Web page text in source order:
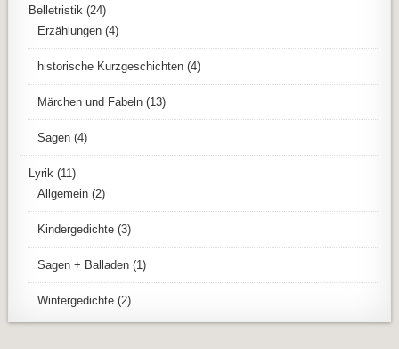
Belletristik (24)
Erzählungen (4)
historische Kurzgeschichten (4)
Märchen und Fabeln (13)
Sagen (4)
Lyrik (11)
Allgemein (2)
Kindergedichte (3)
Sagen + Balladen (1)
Wintergedichte (2)